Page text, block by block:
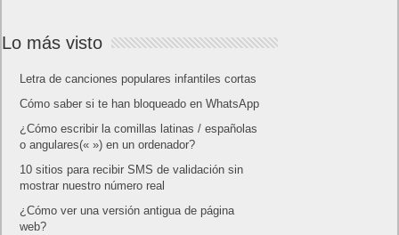
Lo más visto
Letra de canciones populares infantiles cortas
Cómo saber si te han bloqueado en WhatsApp
¿Cómo escribir la comillas latinas / españolas
o angulares(« ») en un ordenador?
10 sitios para recibir SMS de validación sin
mostrar nuestro número real
¿Cómo ver una versión antigua de página
web?